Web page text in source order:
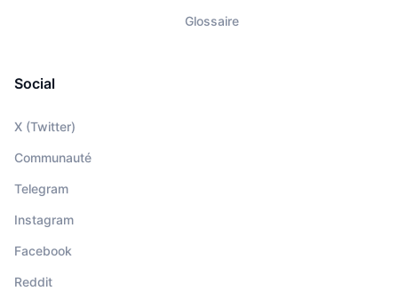
Glossaire
Social
X (Twitter)
Communauté
Telegram
Instagram
Facebook
Reddit